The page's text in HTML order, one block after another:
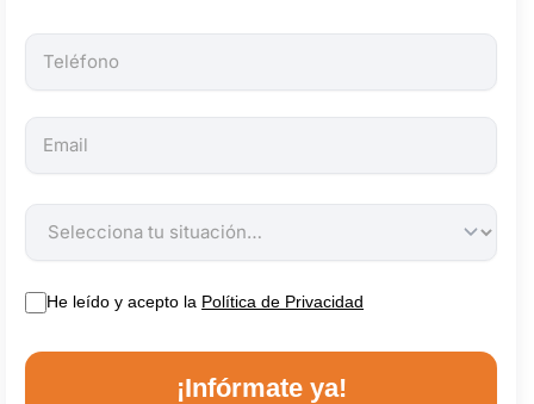
He leído y acepto la Política de Privacidad
¡Infórmate ya!